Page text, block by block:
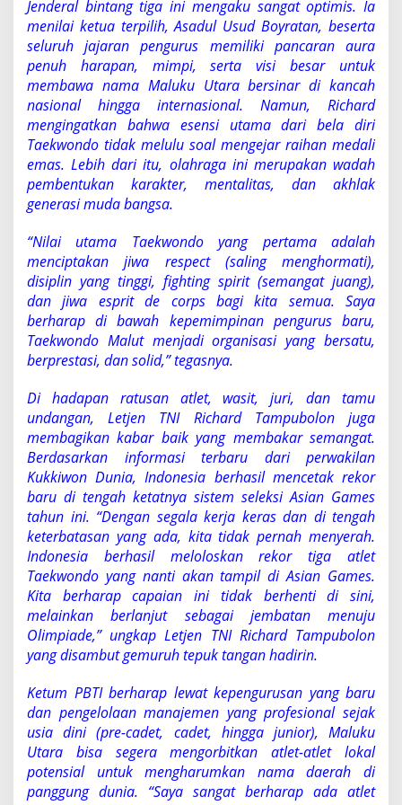
Jenderal bintang tiga ini mengaku sangat optimis. Ia
menilai ketua terpilih, Asadul Usud Boyratan, beserta
seluruh jajaran pengurus memiliki pancaran aura
penuh harapan, mimpi, serta visi besar untuk
membawa nama Maluku Utara bersinar di kancah
nasional hingga internasional. Namun, Richard
mengingatkan bahwa esensi utama dari bela diri
Taekwondo tidak melulu soal mengejar raihan medali
emas. Lebih dari itu, olahraga ini merupakan wadah
pembentukan karakter, mentalitas, dan akhlak
generasi muda bangsa.
“Nilai utama Taekwondo yang pertama adalah
menciptakan jiwa respect (saling menghormati),
disiplin yang tinggi, fighting spirit (semangat juang),
dan jiwa esprit de corps bagi kita semua. Saya
berharap di bawah kepemimpinan pengurus baru,
Taekwondo Malut menjadi organisasi yang bersatu,
berprestasi, dan solid,” tegasnya.
Di hadapan ratusan atlet, wasit, juri, dan tamu
undangan, Letjen TNI Richard Tampubolon juga
membagikan kabar baik yang membakar semangat.
Berdasarkan informasi terbaru dari perwakilan
Kukkiwon Dunia, Indonesia berhasil mencetak rekor
baru di tengah ketatnya sistem seleksi Asian Games
tahun ini. “Dengan segala kerja keras dan di tengah
keterbatasan yang ada, kita tidak pernah menyerah.
Indonesia berhasil meloloskan rekor tiga atlet
Taekwondo yang nanti akan tampil di Asian Games.
Kita berharap capaian ini tidak berhenti di sini,
melainkan berlanjut sebagai jembatan menuju
Olimpiade,” ungkap Letjen TNI Richard Tampubolon
yang disambut gemuruh tepuk tangan hadirin.
Ketum PBTI berharap lewat kepengurusan yang baru
dan pengelolaan manajemen yang profesional sejak
usia dini (pre-cadet, cadet, hingga junior), Maluku
Utara bisa segera mengorbitkan atlet-atlet lokal
potensial untuk mengharumkan nama daerah di
panggung dunia. “Saya sangat berharap ada atlet